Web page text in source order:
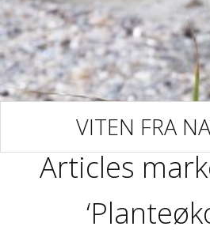
VITEN FRA
Articles